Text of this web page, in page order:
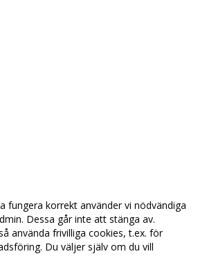
fungera korrekt använder vi nödvändiga
Dessa går inte att stänga av.
använda frivilliga cookies, t.ex. för
Du väljer själv om du vill